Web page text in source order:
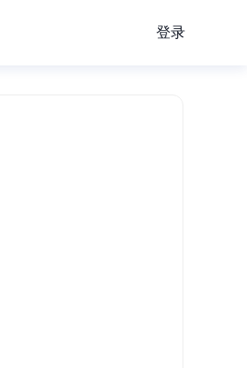
登录